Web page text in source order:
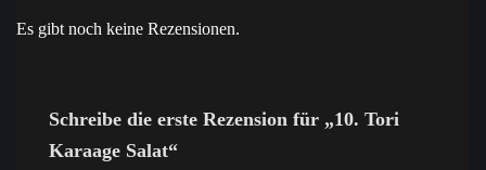
Es gibt noch keine Rezensionen.
Schreibe die erste Rezension für „10. Tori
Karaage Salat“